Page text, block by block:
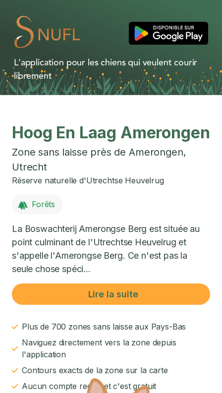
L'application pour les chiens qui veulent courir
librement
Hoog En Laag Amerongen
Zone sans laisse près de Amerongen,
Utrecht
Réserve naturelle d'Utrechtse Heuvelrug
Forêts
La Boswachterij Amerongse Berg est située au
point culminant de l'Utrechtse Heuvelrug et
s'appelle l'Amerongse Berg. Ce n'est pas la
seule chose spéci...
Lire la suite
Plus de 700 zones sans laisse aux Pays-Bas
Naviguez directement vers la zone depuis
l'application
Contours exacts de la zone sur la carte
Aucun compte requis et c'est gratuit